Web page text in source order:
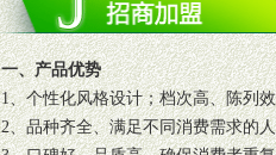
一、产品优势
1、个性化风格设计；档次高、陈列
2、品种齐全、满足不同消费需求的